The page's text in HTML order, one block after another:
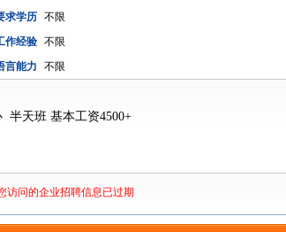
求学历 不限
作经验 不限
言能力
不限
天班 基本工资4500+
访问的企业招聘信息已过期